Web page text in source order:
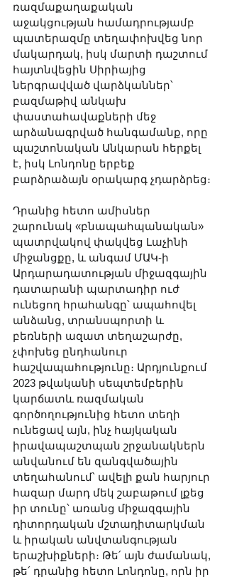
ռազմաքաղաքական
աջակցության համադրությամբ
պատերազմը տեղափոխվեց նոր
մակարդակ, իսկ մարտի դաշտում
հայտնվեցին Սիրիայից
ներգրավված վարձկաններ՝
բազմաթիվ անկախ
փաստահավաքների մեջ
արձանագրված հանգամանք, որը
պաշտոնական Անկարան հերքել
է, իսկ Լոնդոնը երբեք
բարձրաձայն օրակարգ չդարձրեց։
Դրանից հետո ամիսներ
շարունակ «բնապահպանական»
պատրվակով փակվեց Լաչինի
միջանցքը, և անգամ ՄԱԿ-ի
Արդարադատության միջազգային
դատարանի պարտադիր ուժ
ունեցող հրահանգը՝ ապահովել
անձանց, տրանսպորտի և
բեռների ազատ տեղաշարժը,
չփոխեց ընդհանուր
հաշվապահությունը։ Արդյունքում
2023 թվականի սեպտեմբերին
կարճատև ռազմական
գործողությունից հետո տեղի
ունեցավ այն, ինչ հայկական
իրավապաշտպան շրջանակներն
անվանում են զանգվածային
տեղահանում՝ ավելի քան հարյուր
հազար մարդ մեկ շաբաթում լքեց
իր տունը՝ առանց միջազգային
դիտորդական մշտադիտարկման
և իրական անվտանգության
երաշխիքների։ Թե՛ այն ժամանակ,
թե՛ դրանից հետո Լոնդոնը, որն իր